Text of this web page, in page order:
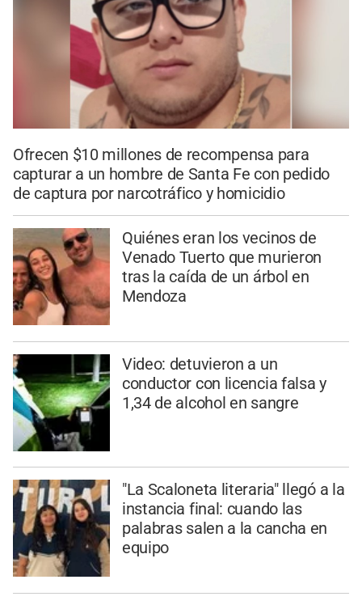
Ofrecen $10 millones de recompensa para
capturar a un hombre de Santa Fe con pedido
de captura por narcotráfico y homicidio
Quiénes eran los vecinos de
Venado Tuerto que murieron
tras la caída de un árbol en
Mendoza
Video: detuvieron a un
conductor con licencia falsa y
1,34 de alcohol en sangre
"La Scaloneta literaria" llegó a la
instancia final: cuando las
palabras salen a la cancha en
equipo